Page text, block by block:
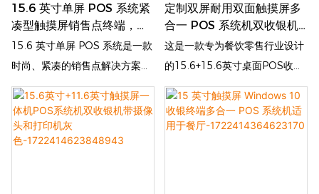
面，提高了运营效率和整体客户
满意度
15.6 英寸单屏 POS 系统紧
凑型触摸屏销售点终端，适
合零售、餐厅和商业用途
15.6 英寸单屏 POS 系统是一款
时尚、紧凑的销售点解决方案，
旨在简化零售、餐厅和各种商业
环境中的交易。 它配备高分辨率
触摸屏，可实现快速高效的订单
处理，改善客户服务和运营生产
定制双屏耐用双面触摸屏多
合一 POS 系统机双收银机
带摄像头和打印
机-1732845756904974
这是一款专为餐饮零售行业设计
的15.6+15.6英寸桌面POS收银
机。 配备触摸屏和POS，客户
可以自行下单、付款、查询。 该
自助设备提高订单处理效率，减